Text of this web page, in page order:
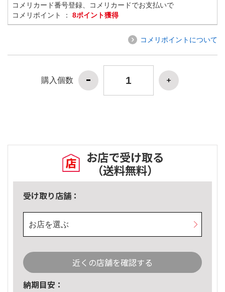
コメリカード番号登録、コメリカードでお支払いで
コメリポイント ： 8ポイント獲得
コメリポイントについて
購入個数
お店で受け取る
（送料無料）
受け取り店舗：
お店を選ぶ
近くの店舗を確認する
納期目安：